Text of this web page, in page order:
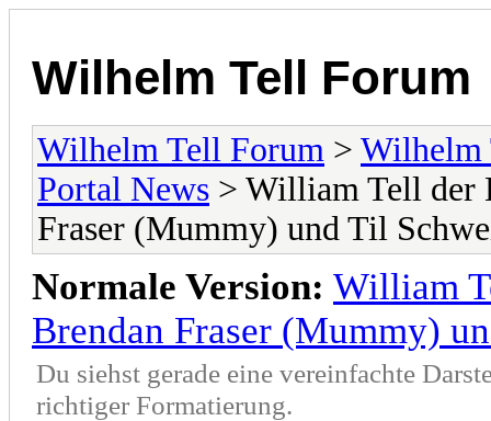
Wilhelm Tell Forum
Wilhelm Tell Forum > Wilhelm
Portal News > William Tell der
Fraser (Mummy) und Til
Normale Version: William
Brendan Fraser (Mummy)
Du siehst gerade eine vereinfachte
richtiger Formatierung.